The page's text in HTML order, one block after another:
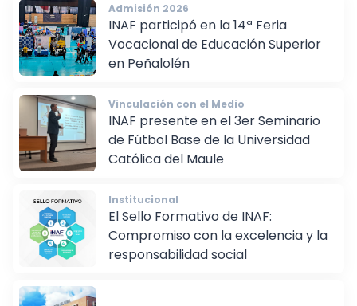
Admisión 2026
INAF participó en la 14ª Feria
Vocacional de Educación Superior
en Peñalolén
Vinculación con el Medio
INAF presente en el 3er Seminario
de Fútbol Base de la Universidad
Católica del Maule
Institucional
El Sello Formativo de INAF:
Compromiso con la excelencia y la
responsabilidad social